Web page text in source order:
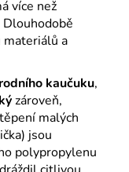
více než
materiálů a
kaučuku,
zároveň,
malých
jsou
polypropylenu